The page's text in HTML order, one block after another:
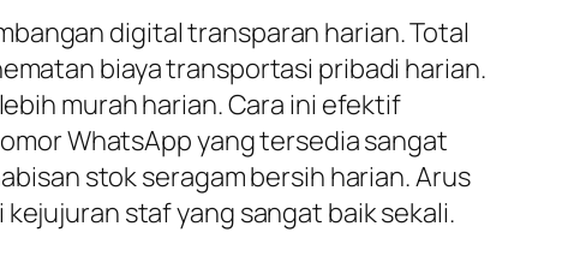
digital transparan harian. Total
biaya transportasi pribadi harian.
murah harian. Cara ini efektif
WhatsApp yang tersedia sangat
stok seragam bersih harian. Arus
staf yang sangat baik sekali.